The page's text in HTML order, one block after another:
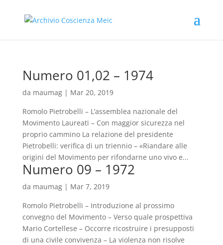
Numero 01,02 – 1974
da maumag| Mar 20, 2019
Romolo Pietrobelli – L’assemblea nazionale del
Movimento Laureati – Con maggior sicurezza nel
proprio cammino La relazione del presidente
Pietrobelli: verifica di un triennio – «Riandare alle
origini del Movimento per rifondarne uno vivo e...
Numero 09 – 1972
da maumag| Mar 7, 2019
Romolo Pietrobelli – Introduzione al prossimo
convegno del Movimento – Verso quale prospettiva
Mario Cortellese – Occorre ricostruire i presupposti
di una civile convivenza – La violenza non risolve